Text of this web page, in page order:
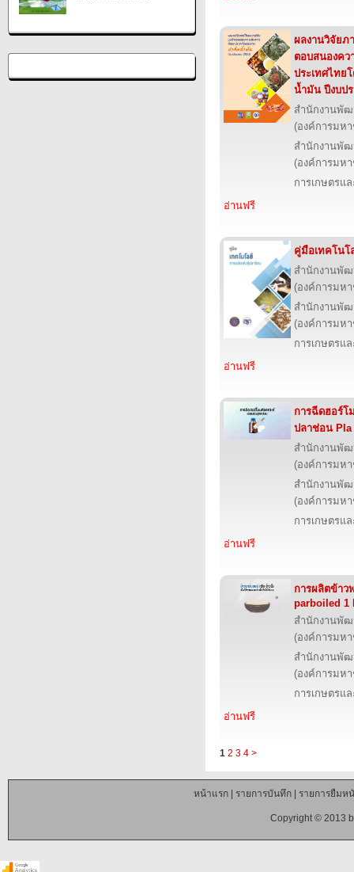
ผลงานวิจัยภ
ตอบสนองค
ประเทศไทย
น้ำมัน ปีงบป
สำนักงานพัฒ
(องค์การมห
สำนักงานพัฒ
(องค์การมห
การเกษตรแ
อ่านฟรี
คู่มือเทคโน
สำนักงานพัฒ
(องค์การมห
สำนักงานพัฒ
(องค์การมห
การเกษตรแ
อ่านฟรี
การฉีดฮอร์โ
ปลาช่อน Pla
สำนักงานพัฒ
(องค์การมห
สำนักงานพัฒ
(องค์การมห
การเกษตรแ
อ่านฟรี
การผลิตข้าว
parboiled 1
สำนักงานพัฒ
(องค์การมห
สำนักงานพัฒ
(องค์การมห
การเกษตรแ
อ่านฟรี
1 2 3 4 >
หน้าแรก| รายการบันทึก| รายการยืมห
Copyright © 2013